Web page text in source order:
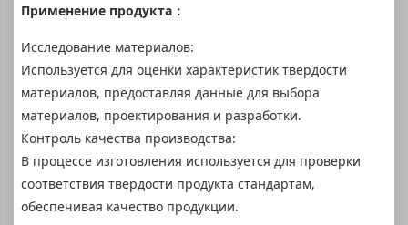
Применение продукта：
Исследование материалов:
Используется для оценки характеристик твердости
материалов, предоставляя данные для выбора
материалов, проектирования и разработки.
Контроль качества производства:
В процессе изготовления используется для проверки
соответствия твердости продукта стандартам,
обеспечивая качество продукции.